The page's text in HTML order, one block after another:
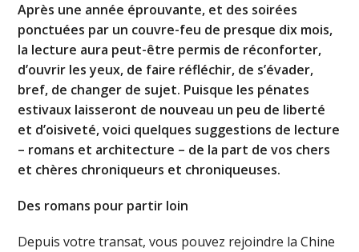
Après une année éprouvante, et des soirées
ponctuées par un couvre-feu de presque dix mois,
la lecture aura peut-être permis de réconforter,
d’ouvrir les yeux, de faire réfléchir, de s’évader,
bref, de changer de sujet. Puisque les pénates
estivaux laisseront de nouveau un peu de liberté
et d’oisiveté, voici quelques suggestions de lecture
– romans et architecture – de la part de vos chers
et chères chroniqueurs et chroniqueuses.
Des romans pour partir loin
Depuis votre transat, vous pouvez rejoindre la Chine